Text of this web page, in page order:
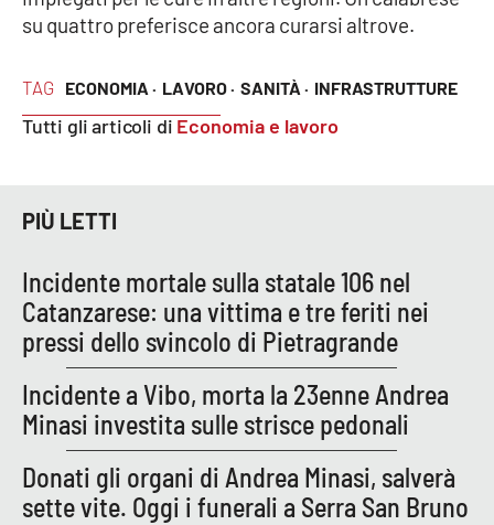
TAG ECONOMIA · LAVORO · SANITÀ · INFRASTRUTTURE
Tutti gli articoli di Economia e lavoro
su quattro preferisce ancora curarsi altrove.
PIÙ LETTI
Incidente mortale sulla statale 106 nel
Catanzarese: una vittima e tre feriti nei
pressi dello svincolo di Pietragrande
Incidente a Vibo, morta la 23enne Andrea
Minasi investita sulle strisce pedonali
Donati gli organi di Andrea Minasi, salverà
sette vite. Oggi i funerali a Serra San Bruno